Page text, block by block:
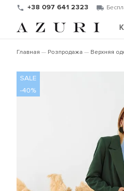
+38 097 641 2323
Главная Розпродажа Верхняя